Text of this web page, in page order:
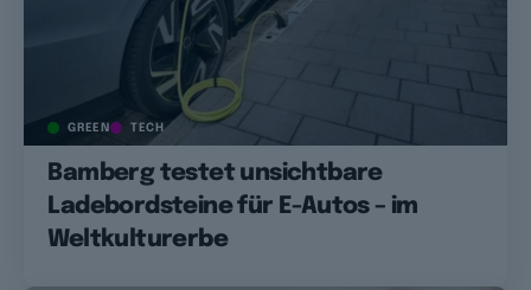
GREEN TECH
Bamberg testet unsichtbare
Ladebordsteine für E-Autos – im
Weltkulturerbe